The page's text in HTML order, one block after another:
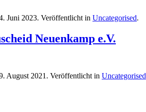
Juni 2023. Veröffentlicht in Uncategorised.
Neuenkamp e.V.
August 2021 . Veröffentlicht in Uncategorised